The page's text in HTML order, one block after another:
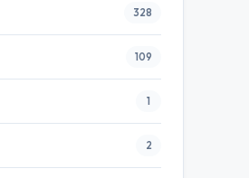
328
109
1
2